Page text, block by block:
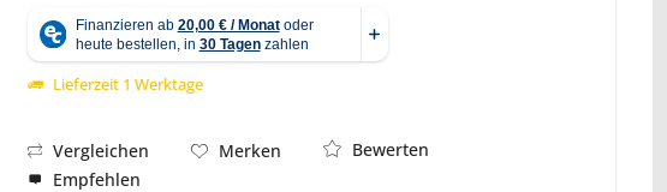
Abbildung ähnlich
Lieferzeit 1 Werktage
Vergleichen Merken
Bewerten
Empfehlen